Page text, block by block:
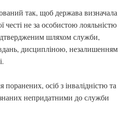
так, щоб держава визначала
честі не за особистою лояльністю
шляхом служби,
дисципліною, незалишенням
осіб з інвалідністю та
непридатними до служби